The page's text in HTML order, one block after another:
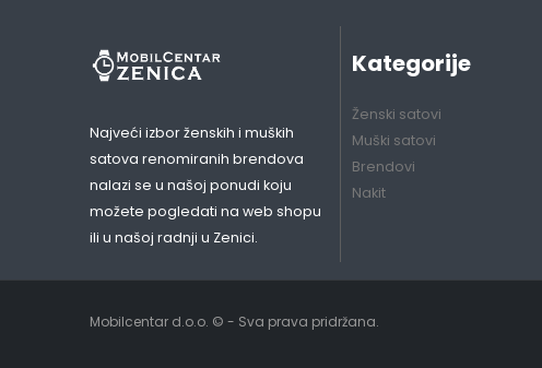
Najveći izbor ženskih i muških
satova renomiranih brendova
nalazi se u našoj ponudi koju
možete pogledati na web shopu
ili u našoj radnji u Zenici.
Kategorije
Ženski satovi
Muški satovi
Brendovi
Nakit
Mobilcentar d.o.o. © - Sva prava pridržana.